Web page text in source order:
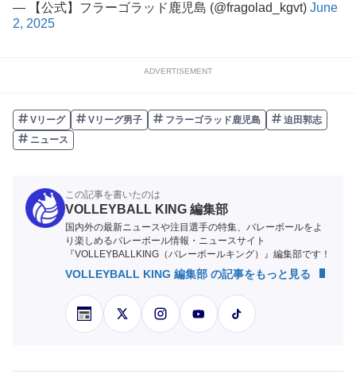
— 【公式】フラーゴラッド鹿児島 (@fragolad_kgvt) June
2, 2025
ADVERTISEMENT
Vリーグ Vリーグ男子 フラーゴラッド鹿児島
迫田郭志
ニュース
この記事を書いたのは
VOLLEYBALL KING 編集部
国内外の最新ニュースや注目選手の特集、バレーボールをよ
り楽しめるバレーボール情報・ニュースサイト
『VOLLEYBALLKING（バレーボールキング）』編集部です！
VOLLEYBALL KING 編集部 の記事をもっと見る